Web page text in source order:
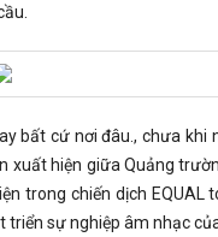
bất cứ nơi đâu., chưa
xuất hiện giữa Quảng
trong chiến dịch
triển sự nghiệp âm nhạc